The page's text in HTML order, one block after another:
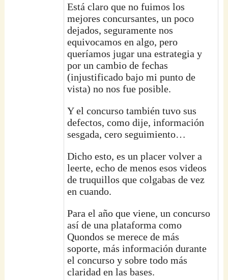
Está claro que no fuimos los
mejores concursantes, un poco
dejados, seguramente nos
equivocamos en algo, pero
queríamos jugar una estrategia y
por un cambio de fechas
(injustificado bajo mi punto de
vista) no nos fue posible.
Y el concurso también tuvo sus
defectos, como dije, información
sesgada, cero seguimiento…
Dicho esto, es un placer volver a
leerte, echo de menos esos videos
de truquillos que colgabas de vez
en cuando.
Para el año que viene, un concurso
así de una plataforma como
Quondos se merece de más
soporte, más información durante
el concurso y sobre todo más
claridad en las bases.